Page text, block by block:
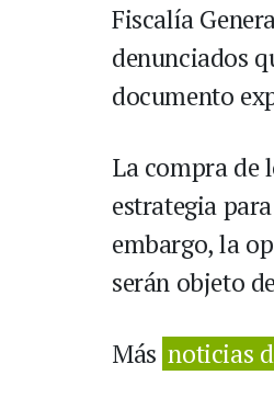
Fiscalía
denunciados
documento
La compra de
estrategia
embargo, la
serán objeto
Más noticias